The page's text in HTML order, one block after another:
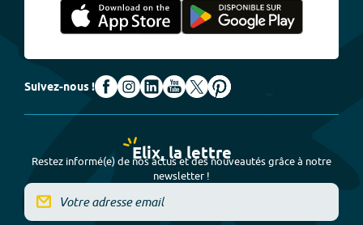
Suivez-nous !
Elix, la lettre
Restez informé(e) de nos actus et des nouveautés grâce à notre
newsletter !